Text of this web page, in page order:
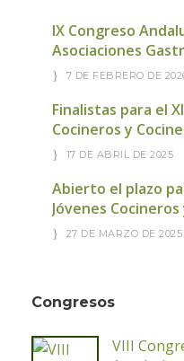
IX Congreso
Asociaciones
7 DE FEBRERO DE
Finalistas para el
Cocineros y
17 DE ABRIL DE 2025
Abierto el plazo
Jóvenes
27 DE MARZO DE 2025
Congresos
VIII